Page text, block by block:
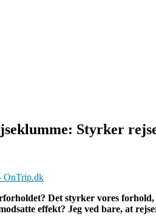
Styrker
OnTrip.dk
Det styrker vores
effekt? Jeg ved bare, at